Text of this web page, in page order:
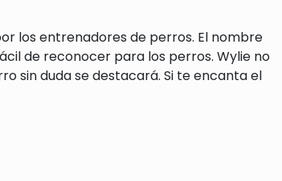
los entrenadores de perros. El nombre
de reconocer para los perros. Wylie no
sin duda se destacará. Si te encanta el